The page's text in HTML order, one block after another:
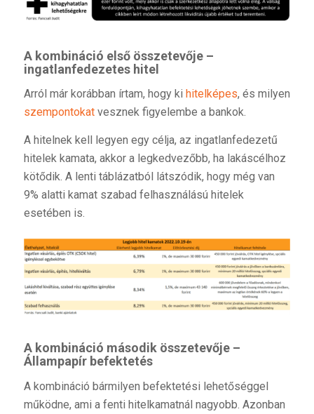
A kombináció első összetevője –
ingatlanfedezetes hitel
Arról már korábban írtam, hogy ki hitelképes, és milyen
szempontokatvesznek figyelembe a bankok.
A hitelnek kell legyen egy célja, az ingatlanfedezetű
hitelek kamata, akkor a legkedvezőbb, ha lakáscélhoz
kötődik. A lenti táblázatból látszódik, hogy még van
9% alatti kamat szabad felhasználású hitelek
esetében is.
A kombináció második összetevője –
Állampapír befektetés
A kombináció bármilyen befektetési lehetőséggel
működne, ami a fenti hitelkamatnál nagyobb. Azonban